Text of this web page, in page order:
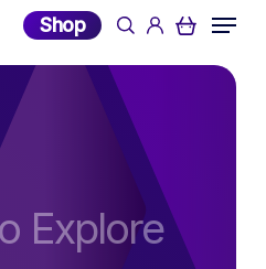
Shop searchaccount
Menu
Explore
Filters